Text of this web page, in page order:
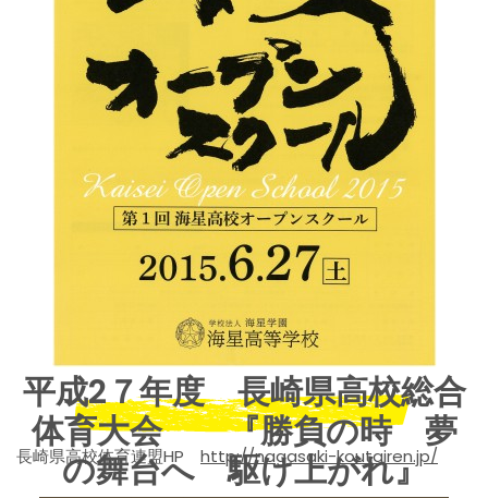
平成2７年度 長崎県高校総合
体育大会 『勝負の時 夢
の舞台へ 駆け上がれ』
長崎県高校体育連盟HP http://nagasaki-koutairen.jp/